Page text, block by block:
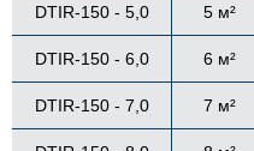
DTIR-150 - 5,0 5 м²
DTIR-150 - 6,0 6 м²
DTIR-150 - 7,0 7 м²